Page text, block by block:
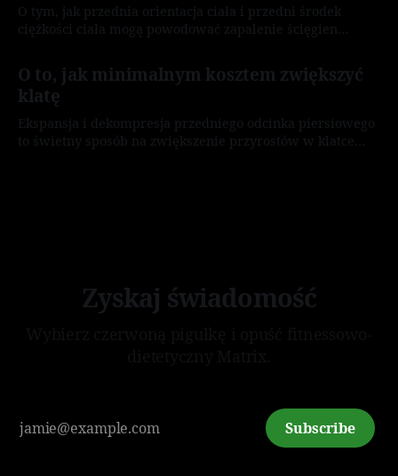
O tym, jak przednia orientacja ciała i przedni środek
ciężkości ciała mogą powodować zapalenie ścięgien
O to, jak minimalnym kosztem zwiększyć
klatę
Ekspansja i dekompresja przedniego odcinka piersiowego
to świetny sposób na zwiększenie przyrostów w klatce
Zyskaj świadomość
Subscribe